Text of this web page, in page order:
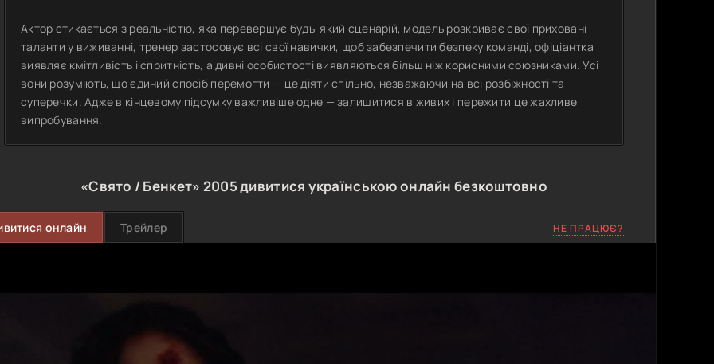
Актор стикається з реальністю, яка перевершує будь-який сценарій, модель розкриває свої приховані
таланти у виживанні, тренер застосовує всі свої навички, щоб забезпечити безпеку команді, офіціантка
виявляє кмітливість і спритність, а дивні особистості виявляються більш ніж корисними союзниками. Усі
вони розуміють, що єдиний спосіб перемогти — це діяти спільно, незважаючи на всі розбіжності та
суперечки. Адже в кінцевому підсумку важливіше одне — залишитися в живих і пережити це жахливе
випробування.
«Свято / Бенкет» 2005дивитися українською онлайн безкоштовно
онлайн Трейлер НЕ ПРАЦЮЄ?